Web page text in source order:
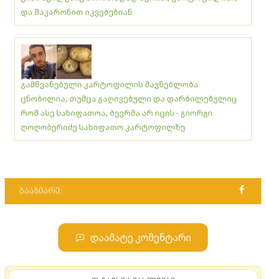
და მაკარონით იკვებებიან
გამწვანებული კარტოფილის მავნებლობა
ცნობილია, თუმცა გაღივებული და დარბილებულიც
რომ ასე სახიფათოა, ბევრმა არ იცის - გიორგი
ღოღობერიძე სახიფათო კარტოფილზე
გააზიარე:
დაამატე კომენტარი